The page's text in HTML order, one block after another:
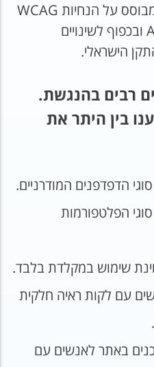
לתקן הישראלי ת"י 5568 המבוסס על הנחיות WCAG
2.0 , האתר הונגש לרמה AA ובכפוף לשינויים
הישראלי.
רבים בהנגשת.
בין היתר את
הדפדפנים המודרניים.
הפלטפורמות
שימוש במקלדת בלבד.
עם לקות ראיה חלקית
באתר לאנשים עם